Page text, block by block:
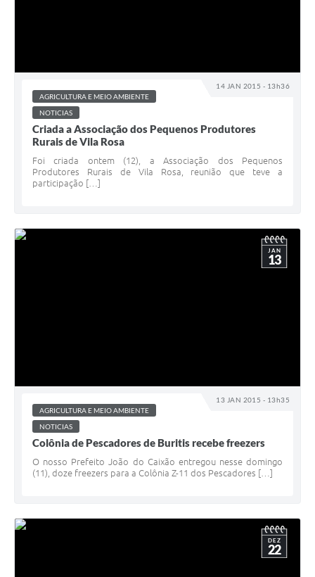
14 JAN 2015 - 13h36
AGRICULTURA E MEIO AMBIENTE
NOTICIAS
Criada a Associação dos Pequenos Produtores
Rurais de Vila Rosa
Foi criada ontem (12), a Associação dos Pequenos
Produtores Rurais de Vila Rosa, reunião que teve a
participação […]
13 JAN 2015 - 13h35
JAN
13
AGRICULTURA E MEIO AMBIENTE
NOTICIAS
Colônia de Pescadores de Buritis recebe freezers
O nosso Prefeito João do Caixão entregou nesse domingo
(11), doze freezers para a Colônia Z-11 dos Pescadores […]
DEZ
22